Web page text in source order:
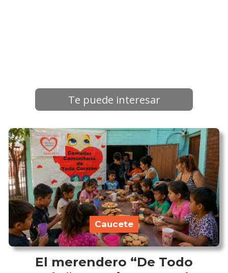
Te puede interesar
El merendero “De Todo
Caucete